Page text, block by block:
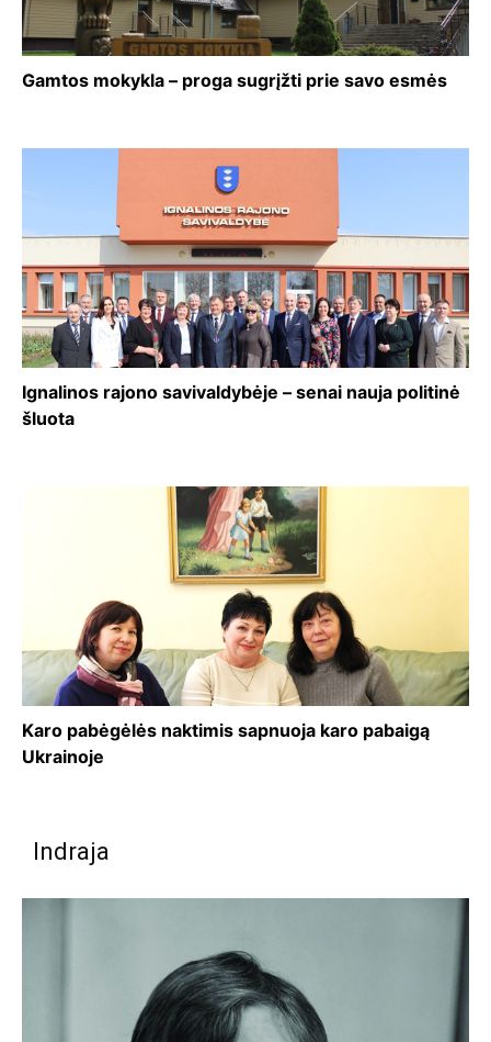
Gamtos mokykla – proga sugrįžti prie savo esmės
Ignalinos rajono savivaldybėje – senai nauja politinė
šluota
Karo pabėgėlės naktimis sapnuoja karo pabaigą
Ukrainoje
Indraja